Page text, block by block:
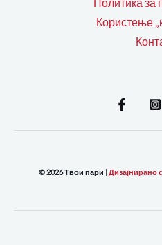
Политика за
Користење
© 2026 Твои пари Дизајнирано